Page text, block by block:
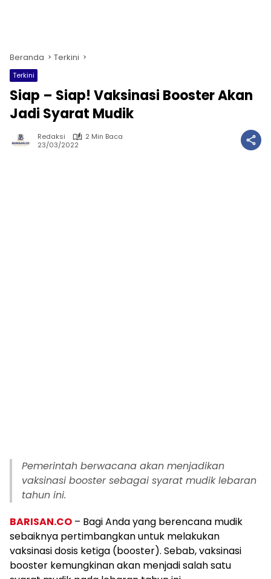
Beranda Terkini
Terkini
Siap – Siap! Vaksinasi Booster Akan
Jadi Syarat Mudik
Redaksi
2 Min Baca
23/03/2022
Pemerintah berwacana akan menjadikan
vaksinasi booster sebagai syarat mudik lebaran
tahun ini.
BARISAN.CO – Bagi Anda yang berencana mudik
sebaiknya pertimbangkan untuk melakukan
vaksinasi dosis ketiga (booster). Sebab, vaksinasi
booster kemungkinan akan menjadi salah satu